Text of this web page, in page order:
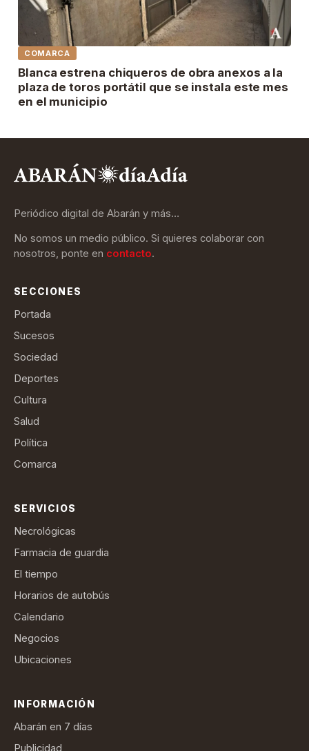
COMARCA
Blanca estrena chiqueros de obra anexos a la
plaza de toros portátil que se instala este mes
en el municipio
Periódico digital de Abarán y más…
No somos un medio público. Si quieres colaborar con
nosotros, ponte en contacto.
SECCIONES
Portada
Sucesos
Sociedad
Deportes
Cultura
Salud
Política
Comarca
SERVICIOS
Necrológicas
Farmacia de guardia
El tiempo
Horarios de autobús
Calendario
Negocios
Ubicaciones
INFORMACIÓN
Abarán en 7 días
Publicidad